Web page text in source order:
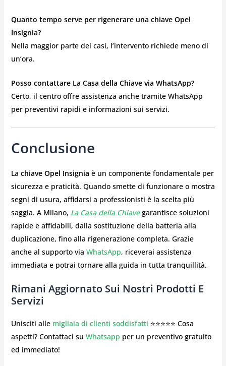
Quanto tempo serve per rigenerare una chiave Opel
Insignia?
Nella maggior parte dei casi, l’intervento richiede meno di
un’ora.
Posso contattare La Casa della Chiave via WhatsApp?
Certo, il centro offre assistenza anche tramite WhatsApp
per preventivi rapidi e informazioni sui servizi.
Conclusione
La chiave Opel Insignia è un componente fondamentale per
sicurezza e praticità. Quando smette di funzionare o mostra
segni di usura, affidarsi a professionisti è la scelta più
saggia. A Milano, La Casa della Chiavegarantisce soluzioni
rapide e affidabili, dalla sostituzione della batteria alla
duplicazione, fino alla rigenerazione completa. Grazie
anche al supporto via WhatsApp, riceverai assistenza
immediata e potrai tornare alla guida in tutta tranquillità.
Rimani Aggiornato Sui Nostri Prodotti E
Servizi
Unisciti alle migliaia di clienti soddisfatti ⭐⭐⭐⭐⭐ Cosa
aspetti? Contattaci su Whatsapp per un preventivo gratuito
ed immediato!